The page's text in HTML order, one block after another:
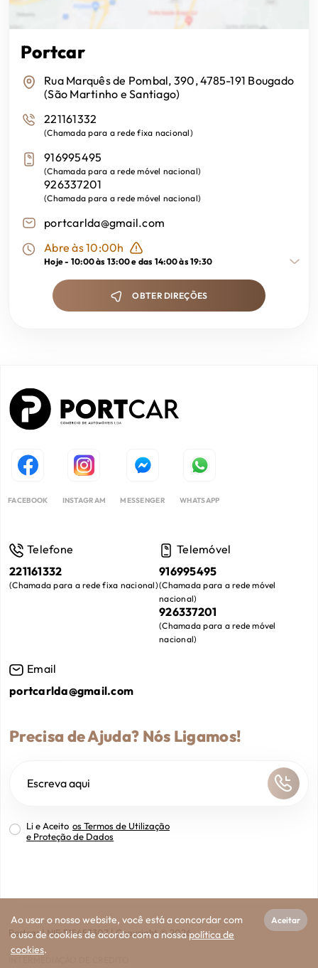
Portcar
Rua Marquês de Pombal, 390, 4785-191 Bougado
(São Martinho e Santiago)
221161332
(Chamada para a rede fixa nacional)
916995495
(Chamada para a rede móvel nacional)
926337201
(Chamada para a rede móvel nacional)
portcarlda@gmail.com
Abre às 10:00h
Hoje - 10:00 às 13:00 e das 14:00 às 19:30
OBTER DIREÇÕES
FACEBOOK INSTAGRAM MESSENGER WHATSAPP
Telefone
221161332
(Chamada para a rede fixa nacional)
Telemóvel
916995495
(Chamada para a rede móvel
nacional)
926337201
(Chamada para a rede móvel
nacional)
Email
portcarlda@gmail.com
Precisa de Ajuda? Nós Ligamos!
Li e Aceito os Termos de Utilização
e Proteção de Dados
Portcar| NIF:515453307|Copyright ©2026
Ao usar o nosso website, você está a concordar com
o uso de cookies de acordo com a nossapolítica de
cookies.
Aceitar